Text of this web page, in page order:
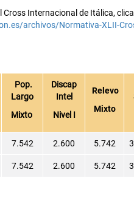
Internacional de Itálica,
archivos/Normativa-XLII-
Pop.
Largo
Mixto
Discap
Intel
Nivel I
Relevo
Mixto
7.542 2.600 5.742
7.542 2.600 5.742